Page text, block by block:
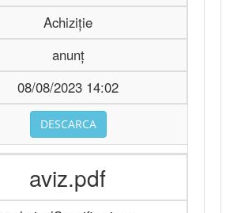
Achiziție
anunţ
08/08/2023 14:02
DESCARCA
aviz.pdf